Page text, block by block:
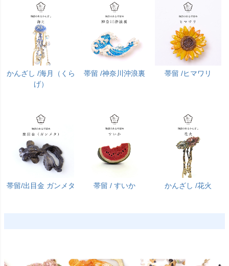
かんざし /海月（くら
げ）
帯留 /神奈川沖浪裏 帯留 /ヒマワリ
帯留/出目金 ガンメタ 帯留 / すいか かんざし /花火